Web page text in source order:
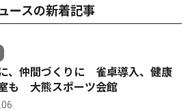
ースの新着記事
、仲間づくりに 雀卓導入、健康
も 大熊スポーツ会館